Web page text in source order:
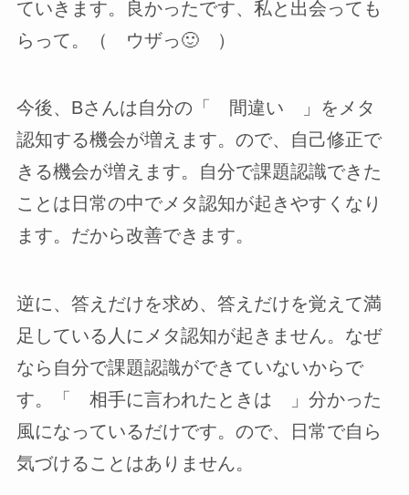
ていきます。良かったです、私と出会っても
らって。（ ウザっ🙂 ）
今後、Bさんは自分の「 間違い 」をメタ
認知する機会が増えます。ので、自己修正で
きる機会が増えます。自分で課題認識できた
ことは日常の中でメタ認知が起きやすくなり
ます。だから改善できます。
逆に、答えだけを求め、答えだけを覚えて満
足している人にメタ認知が起きません。なぜ
なら自分で課題認識ができていないからで
す。「 相手に言われたときは 」分かった
風になっているだけです。ので、日常で自ら
気づけることはありません。